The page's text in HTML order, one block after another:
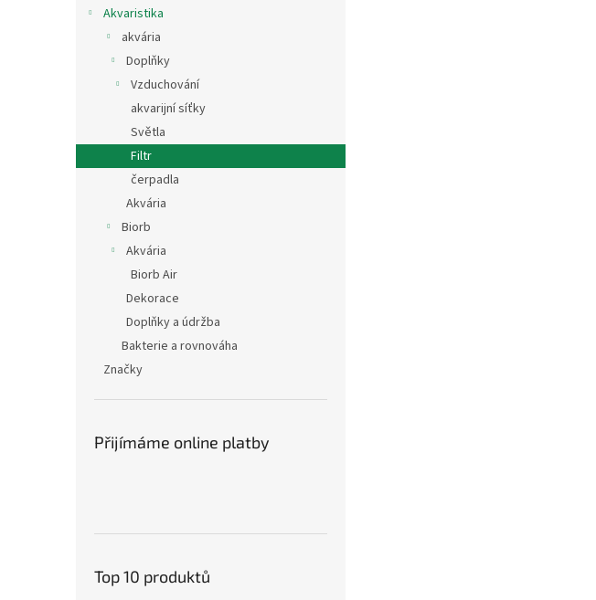
Akvaristika
akvária
Doplňky
Vzduchování
akvarijní síťky
Světla
Filtr
čerpadla
Akvária
Biorb
Akvária
Biorb Air
Dekorace
Doplňky a údržba
Bakterie a rovnováha
Značky
Přijímáme online platby
Top 10 produktů